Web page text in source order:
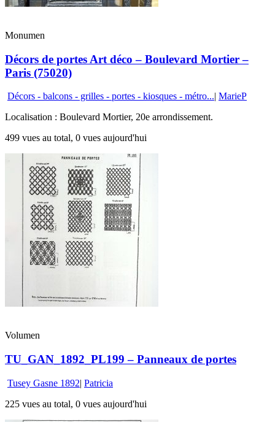
Monumen
Décors de portes Art déco – Boulevard Mortier –
Paris (75020)
Décors - balcons - grilles - portes - kiosques - métro...| MarieP
Localisation : Boulevard Mortier, 20e arrondissement.
499 vues au total, 0 vues aujourd'hui
Volumen
TU_GAN_1892_PL199 – Panneaux de portes
Tusey Gasne 1892| Patricia
225 vues au total, 0 vues aujourd'hui